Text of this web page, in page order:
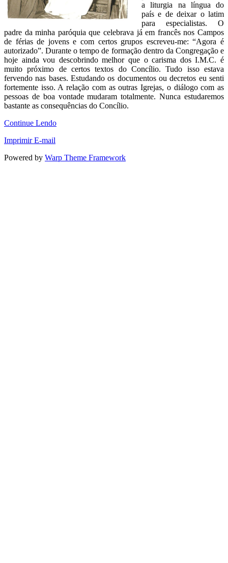
a liturgia na língua do
país e de deixar o latim
para especialistas. O
padre da minha paróquia que celebrava já em francês nos Campos
de férias de jovens e com certos grupos escreveu-me: “Agora é
autorizado”. Durante o tempo de formação dentro da Congregação e
hoje ainda vou descobrindo melhor que o carisma dos I.M.C. é
muito próximo de certos textos do Concílio. Tudo isso estava
fervendo nas bases. Estudando os documentos ou decretos eu senti
fortemente isso. A relação com as outras Igrejas, o diálogo com as
pessoas de boa vontade mudaram totalmente. Nunca estudaremos
bastante as consequências do Concílio.
Continue Lendo
ImprimirE-mail
Powered by Warp Theme Framework